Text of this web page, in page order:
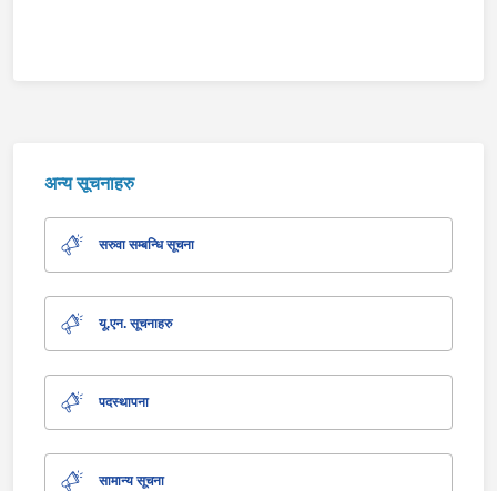
अन्य सूचनाहरु
सरुवा सम्बन्धि सूचना
यू.एन. सूचनाहरु
पदस्थापना
सामान्य सूचना